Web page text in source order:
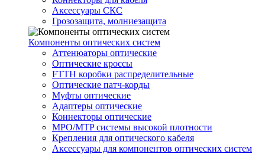
Аксессуары СКС
Грозозащита, молниезащита
Компоненты оптических систем
Аттенюаторы оптические
Оптические кроссы
FTTH коробки распределительные
Оптические патч-корды
Муфты оптические
Адаптеры оптические
Коннекторы оптические
MPO/MTP системы высокой плотности
Крепления для оптического кабеля
Аксессуары для компонентов оптических систем